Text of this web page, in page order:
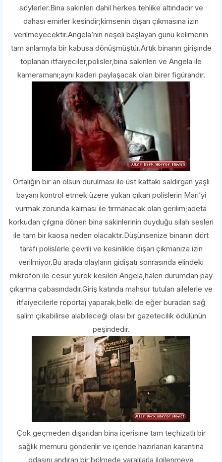
söylerler.Bina sakinleri dahil herkes tehlike altındadır ve
dahası emirler kesindir;kimsenin dışarı çıkmasına izin
verilmeyecektir.Angela’nın neşeli başlayan günü kelimenin
tam anlamıyla bir kabusa dönüşmüştür.Artık binanın girişinde
toplanan itfaiyeciler,polisler,bina sakinleri ve Angela ile
kameramanı;aynı kaderi paylaşacak olan birer figürandır.
Ortalığın bir an olsun durulması ile üst kattaki saldırgan yaşlı
bayanı kontrol etmek üzere yukarı çıkan polislerin Mari’yi
vurmak zorunda kalması ile tırmanacak olan gerilim;adeta
korkudan çılgına dönen bina sakinlerinin duyduğu silah sesleri
ile tam bir kaosa neden olacaktır.Düşünsenize binanın dört
tarafı polislerle çevrili ve kesinlikle dışarı çıkmanıza izin
verilmiyor.Bu arada olayların gidişatı sonrasında elindeki
mikrofon ile cesur yürek kesilen Angela,halen durumdan pay
çıkarma çabasındadır.Giriş katında mahsur tutulan ailelerle ve
itfaiyecilerle röportaj yaparak,belki de eğer buradan sağ
salim çıkabilirse alabileceği olası bir gazetecilik ödülünün
peşindedir.
Çok geçmeden dışarıdan bina içerisine tam teçhizatlı bir
sağlık memuru gönderilir ve içeride hazırlanan karantina
odasını andıran bir bölmede yaralılarla ilgilenmeye